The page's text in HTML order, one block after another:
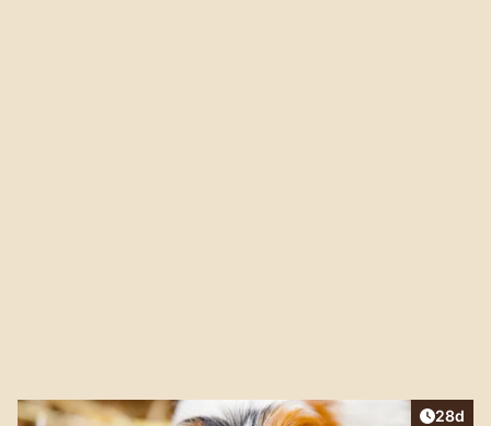
Artikel
28d